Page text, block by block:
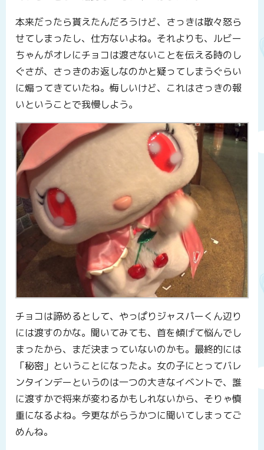
本来だったら貰えたんだろうけど、さっきは散々怒ら
せてしまったし、仕方ないよね。それよりも、ルビー
ちゃんがオレにチョコは渡さないことを伝える時のし
ぐさが、さっきのお返しなのかと疑ってしまうぐらい
に煽ってきていたね。悔しいけど、これはさっきの報
いということで我慢しよう。
チョコは諦めるとして、やっぱりジャスパーくん辺り
には渡すのかな。聞いてみても、首を傾げて悩んでし
まったから、まだ決まっていないのかも。最終的には
「秘密」ということになったよ。女の子にとってバレ
ンタインデーというのは一つの大きなイベントで、誰
に渡すかで将来が変わるかもしれないから、そりゃ慎
重になるよね。今更ながらうかつに聞いてしまってご
めんね。